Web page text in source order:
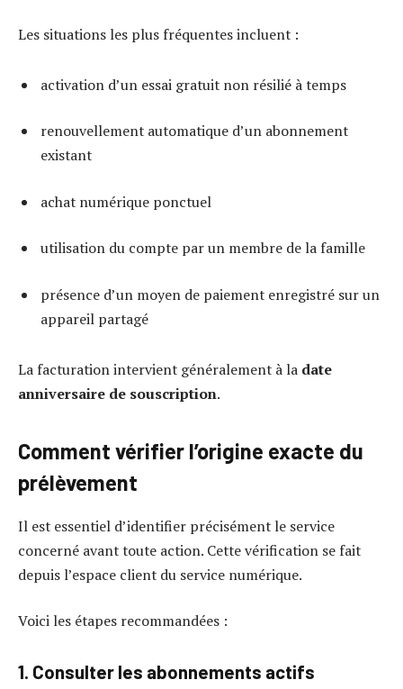
Les situations les plus fréquentes incluent :
activation d’un essai gratuit non résilié à temps
renouvellement automatique d’un abonnement
existant
achat numérique ponctuel
utilisation du compte par un membre de la famille
présence d’un moyen de paiement enregistré sur un
appareil partagé
La facturation intervient généralement à la date
anniversaire de souscription.
Comment vérifier l’origine exacte du
prélèvement
Il est essentiel d’identifier précisément le service
concerné avant toute action. Cette vérification se fait
depuis l’espace client du service numérique.
Voici les étapes recommandées :
1. Consulter les abonnements actifs